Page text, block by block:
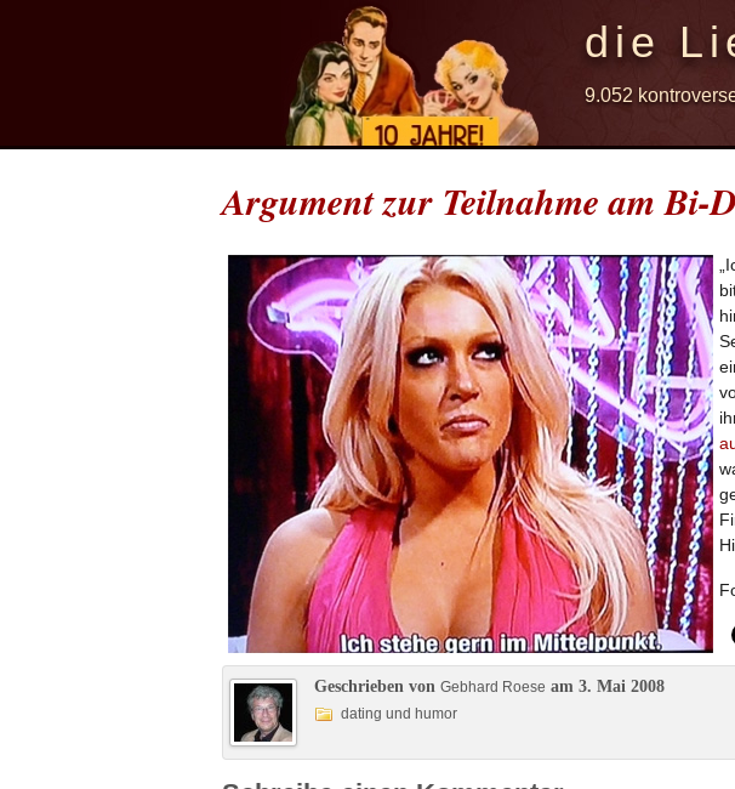
die
9.052
Argument zur Teilnahme am Bi-
Geschrieben von Gebhard Roese am 3. Mai 2008
dating und humor